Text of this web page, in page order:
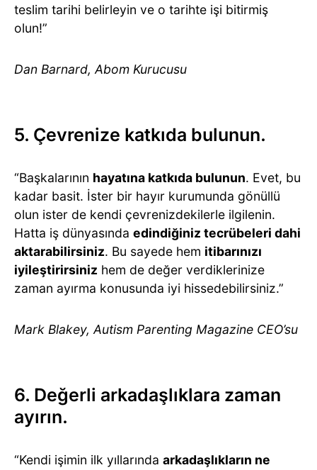
teslim tarihi belirleyin ve o tarihte işi bitirmiş
olun!”
Dan Barnard, Abom Kurucusu
5. Çevrenize katkıda bulunun.
“Başkalarının hayatına katkıda bulunun. Evet, bu
kadar basit. İster bir hayır kurumunda gönüllü
olun ister de kendi çevrenizdekilerle ilgilenin.
Hatta iş dünyasında edindiğiniz tecrübeleri dahi
aktarabilirsiniz. Bu sayede hem itibarınızı
iyileştirirsiniz hem de değer verdiklerinize
zaman ayırma konusunda iyi hissedebilirsiniz.”
Mark Blakey, Autism Parenting Magazine CEO’su
6. Değerli arkadaşlıklara zaman
ayırın.
“Kendi işimin ilk yıllarında arkadaşlıkların ne